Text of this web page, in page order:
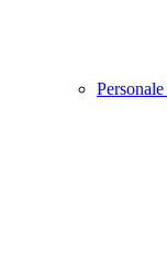
Personale